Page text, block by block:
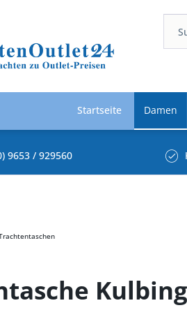
Startseite Damen
9653 / 929560